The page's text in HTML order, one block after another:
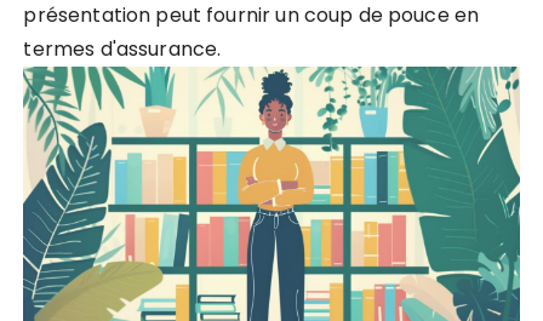
présentation peut fournir un coup de pouce en
termes d'assurance.